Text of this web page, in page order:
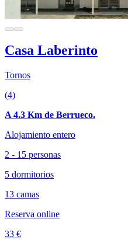
Casa Laberinto
Tornos
(4)
A 4.3 Km de Berrueco.
Alojamiento entero
2 - 15 personas
5 dormitorios
13 camas
Reserva online
33 €